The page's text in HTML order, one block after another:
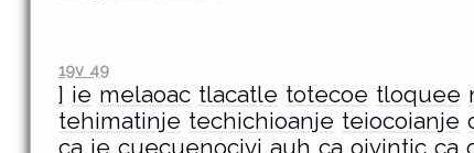
19v 49
] ie melaoac tlacatle totecoe tloquee
tehimatinje techichioanje teiocoianje
ca ie cuecuenocivi auh ca oivintic ca